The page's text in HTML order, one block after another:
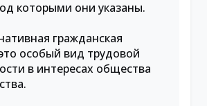
которыми они указаны.
гражданская
особый вид трудовой
в интересах общества